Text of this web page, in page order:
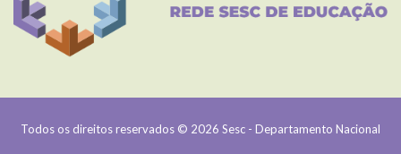
Todos os direitos reservados © 2026 Sesc - Departamento Nacional